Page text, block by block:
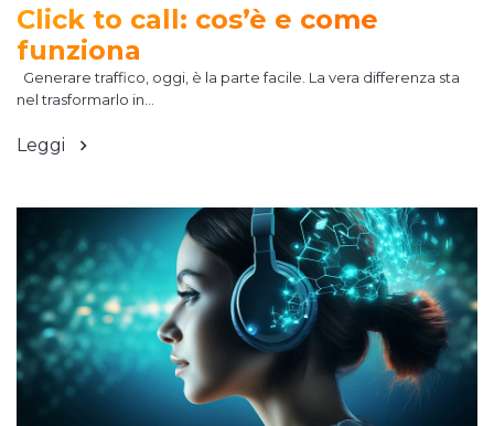
Click to call: cos’è e come
funziona
Generare traffico, oggi, è la parte facile. La vera differenza sta
nel trasformarlo in...
Leggi